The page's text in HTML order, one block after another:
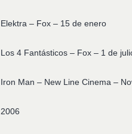
Elektra – Fox – 15 de enero
Los 4 Fantásticos – Fox – 1 de
Iron Man – New Line Cinema –
2006